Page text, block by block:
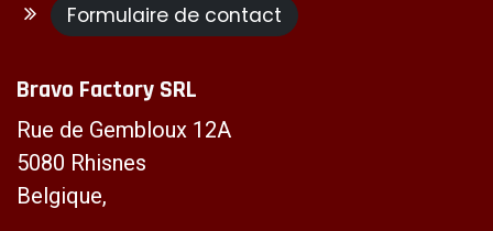
Formulaire de contact
Bravo Factory SRL
Rue de Gembloux 12A
5080 Rhisnes
Belgique,